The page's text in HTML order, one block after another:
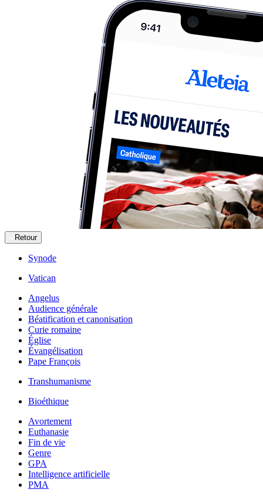
Retour
Synode
Vatican
Angelus
Audience générale
Béatification et canonisation
Curie romaine
Église
Évangélisation
Pape François
Transhumanisme
Bioéthique
Avortement
Euthanasie
Fin de vie
Genre
GPA
Intelligence artificielle
PMA